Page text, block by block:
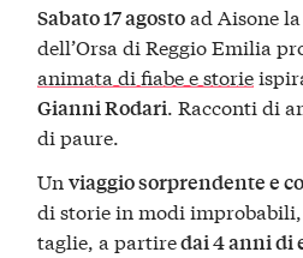
Sabato 17 agostoad Aisone
dell’Orsa di Reggio Emilia
animata di fiabe e storie
Gianni Rodari. Racconti di
di paure.
Unviaggio sorprendente e
di storie in modi
taglie, a partiredai 4 anni di